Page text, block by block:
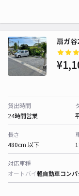
扇ガ
貸出時間
24時間営業
長さ
480cm 以下
対応車種
オートバイ軽自動車コン